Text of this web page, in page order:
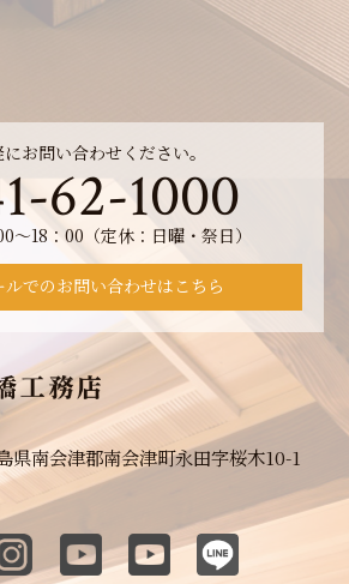
南会津郡南会津町永田字桜木10-1
お問い合わせください。
62-1000
～18：00（定休：日曜・祭日）
ルでのお問い合わせはこちら